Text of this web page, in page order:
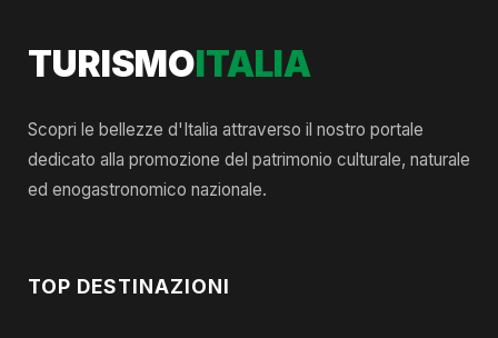
TURISMOITALIA
Scopri le bellezze d'Italia attraverso il nostro portale
dedicato alla promozione del patrimonio culturale, naturale
ed enogastronomico nazionale.
TOP DESTINAZIONI